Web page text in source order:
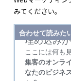
みてください。